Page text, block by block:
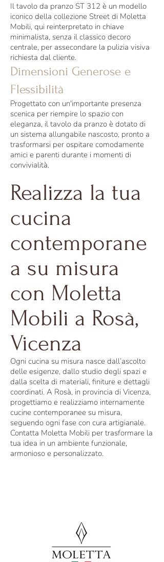
Il tavolo da pranzo ST 312 è un modello
iconico della collezione Street di Moletta
Mobili, qui reinterpretato in chiave
minimalista, senza il classico decoro
centrale, per assecondare la pulizia visiva
richiesta dal cliente.
Dimensioni Generose e
Flessibilità
Progettato con un'importante presenza
scenica per riempire lo spazio con
eleganza, il tavolo da pranzo è dotato di
un sistema allungabile nascosto, pronto a
trasformarsi per ospitare comodamente
amici e parenti durante i momenti di
convivialità.
Realizza la tua
cucina
contemporane
a su misura
con Moletta
Mobili a Rosà,
Vicenza
Ogni cucina su misura nasce dall’ascolto
delle esigenze, dallo studio degli spazi e
dalla scelta di materiali, finiture e dettagli
coordinati. A Rosà, in provincia di Vicenza,
progettiamo e realizziamo internamente
cucine contemporanee su misura,
seguendo ogni fase con cura artigianale.
Contatta Moletta Mobili per trasformare la
tua idea in un ambiente funzionale,
armonioso e personalizzato.